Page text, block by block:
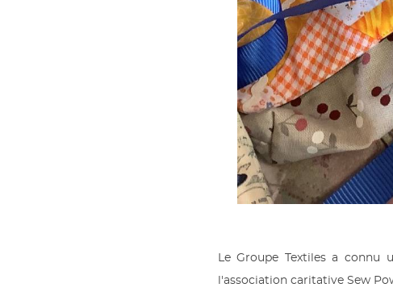
Le Groupe Textiles a
l'association caritative Sew